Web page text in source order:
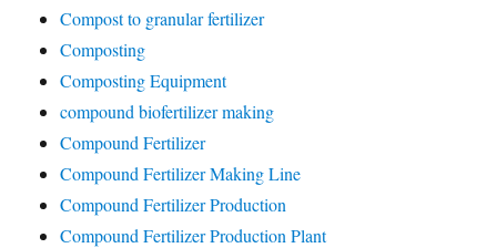
Compost to granular fertilizer
Composting
Composting Equipment
compound biofertilizer making
Compound Fertilizer
Compound Fertilizer Making Line
Compound Fertilizer Production
Compound Fertilizer Production Plant